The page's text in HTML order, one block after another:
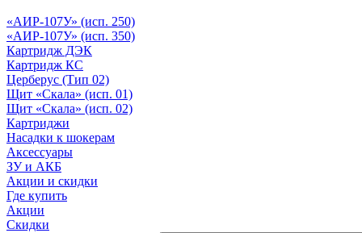
«АИР-107У» (исп. 250)
«АИР-107У» (исп. 350)
Картридж ДЭК
Картридж КС
Церберус (Тип 02)
Щит «Скала» (исп. 01)
Щит «Скала» (исп. 02)
Картриджи
Насадки к шокерам
Аксессуары
ЗУ и АКБ
Акции и скидки
Где купить
Акции
Скидки